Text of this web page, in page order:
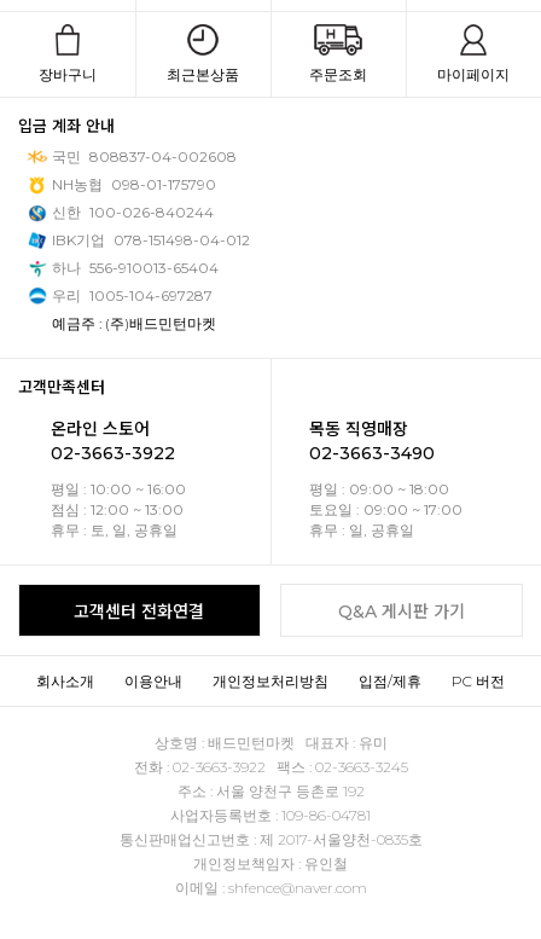
장바구니 최근본상품 주문조회 마이페이지
입금 계좌 안내
국민 808837-04-002608
NH농협
098-01-175790
신한 100-026-840244
IBK기업
078-151498-04-012
하나 556-910013-65404
우리 1005-104-697287
예금주 : (주)배드민턴마켓
고객만족센터
온라인 스토어
02-3663-3922
평일 : 10:00 ~ 16:00
점심 : 12:00 ~ 13:00
휴무 : 토, 일, 공휴일
목동 직영매장
02-3663-3490
평일 : 09:00 ~ 18:00
토요일 : 09:00 ~ 17:00
휴무 : 일, 공휴일
고객센터 전화연결 Q&A 게시판 가기
회사소개 이용안내 개인정보처리방침 입점/제휴 PC 버전
상호명 : 배드민턴마켓 대표자 : 유미
전화 : 02-3663-3922 팩스 : 02-3663-3245
주소 : 서울 양천구 등촌로 192
사업자등록번호 : 109-86-04781
통신판매업신고번호 : 제 2017-서울양천-0835호
개인정보책임자 : 유인철
이메일 : shfence@naver.com